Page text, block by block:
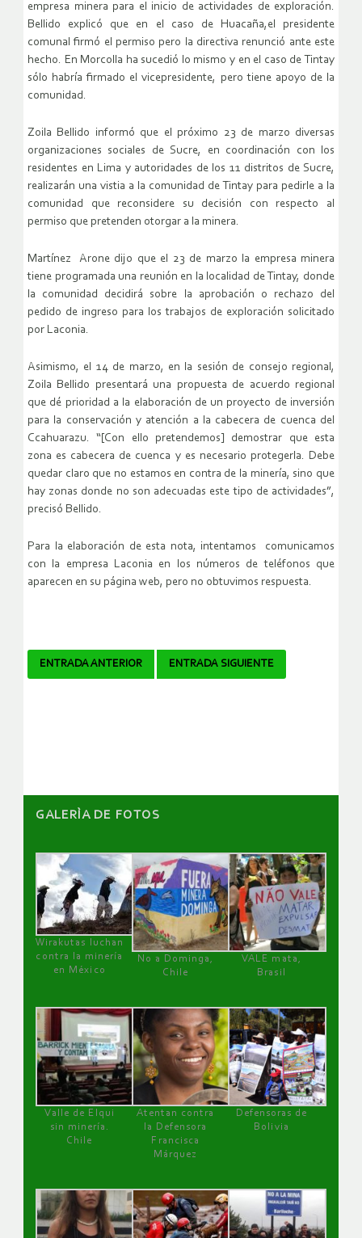
empresa minera para el inicio de actividades de exploración.
Bellido explicó que en el caso de Huacaña,el presidente
comunal firmó el permiso pero la directiva renunció ante este
hecho. En Morcolla ha sucedió lo mismo y en el caso de Tintay
sólo habría firmado el vicepresidente, pero tiene apoyo de la
comunidad.
Zoila Bellido informó que el próximo 23 de marzo diversas
organizaciones sociales de Sucre, en coordinación con los
residentes en Lima y autoridades de los 11 distritos de Sucre,
realizarán una vistia a la comunidad de Tintay para pedirle a la
comunidad que reconsidere su decisión con respecto al
permiso que pretenden otorgar a la minera.
Martínez Arone dijo que el 23 de marzo la empresa minera
tiene programada una reunión en la localidad de Tintay, donde
la comunidad decidirá sobre la aprobación o rechazo del
pedido de ingreso para los trabajos de exploración solicitado
por Laconia.
Asimismo, el 14 de marzo, en la sesión de consejo regional,
Zoila Bellido presentará una propuesta de acuerdo regional
que dé prioridad a la elaboración de un proyecto de inversión
para la conservación y atención a la cabecera de cuenca del
Ccahuarazu. “[Con ello pretendemos] demostrar que esta
zona es cabecera de cuenca y es necesario protegerla. Debe
quedar claro que no estamos en contra de la minería, sino que
hay zonas donde no son adecuadas este tipo de actividades”,
precisó Bellido.
Para la elaboración de esta nota, intentamos comunicamos
con la empresa Laconia en los números de teléfonos que
aparecen en su página web, pero no obtuvimos respuesta.
Navegador
ENTRADA ANTERIOR ENTRADA SIGUIENTE
GALERÌA DE FOTOS
Wirakutas luchan
contra la minería
en México
No a Dominga,
Chile
VALE mata,
Brasil
Valle de Elqui
sin minería.
Chile
Atentan contra
la Defensora
Francisca
Márquez
Defensoras de
Bolivia